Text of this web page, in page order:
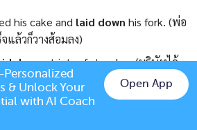
his cake and laid down his fork. (พ่อ
แล้วก็วางส้อมลง)
downstrict safety rules. (บริษัทได้
ดภัยอย่างเข้มงวด)
Chat on LINE
Personalized
& Unlock Your
with AI Coach
Open App